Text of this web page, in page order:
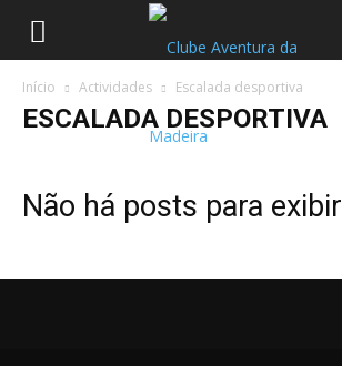
Início Actividades Escalada desportiva
ESCALADA DESPORTIVA
Não há posts para exibir